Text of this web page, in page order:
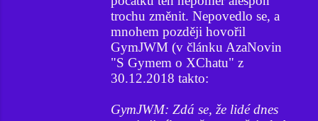
trochu změnit. Nepovedlo se, a
mnohem později hovořil
GymJWM (v článku AzaNovin
"S Gymem o XChatu" z
30.12.2018 takto:
GymJWM: Zdá se, že lidé dnes